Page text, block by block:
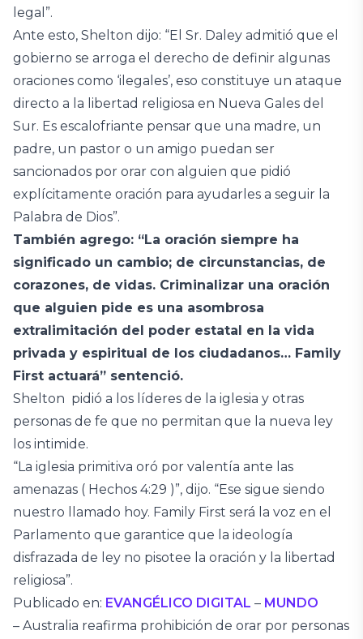
legal”.
Ante esto, Shelton dijo: “El Sr. Daley admitió que el
gobierno se arroga el derecho de definir algunas
oraciones como ‘ilegales’, eso constituye un ataque
directo a la libertad religiosa en Nueva Gales del
Sur. Es escalofriante pensar que una madre, un
padre, un pastor o un amigo puedan ser
sancionados por orar con alguien que pidió
explícitamente oración para ayudarles a seguir la
Palabra de Dios”.
También agrego: “La oración siempre ha
significado un cambio; de circunstancias, de
corazones, de vidas. Criminalizar una oración
que alguien pide es una asombrosa
extralimitación del poder estatal en la vida
privada y espiritual de los ciudadanos… Family
First actuará” sentenció.
Shelton pidió a los líderes de la iglesia y otras
personas de fe que no permitan que la nueva ley
los intimide.
“La iglesia primitiva oró por valentía ante las
amenazas ( Hechos 4:29 )”, dijo. “Ese sigue siendo
nuestro llamado hoy. Family First será la voz en el
Parlamento que garantice que la ideología
disfrazada de ley no pisotee la oración y la libertad
religiosa”.
Publicado en: EVANGÉLICO DIGITAL – MUNDO
– Australia reafirma prohibición de orar por personas